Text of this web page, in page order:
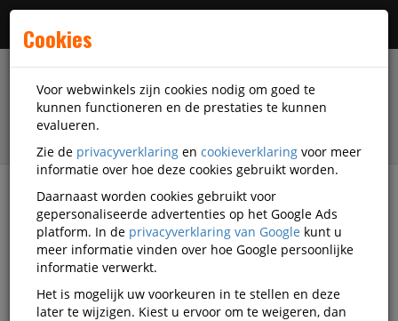
filter
Veiligheidsartikelen
Adembescherming
Vluchtmaskers
MSA OUTLET Draagtas Miniscape
Cookies
Voor webwinkels zijn cookies nodig om goed te
kunnen functioneren en de prestaties te kunnen
evalueren.
Zie de privacyverklaring en cookieverklaring voor meer
informatie over hoe deze cookies gebruikt worden.
Daarnaast worden cookies gebruikt voor
gepersonaliseerde advertenties op het Google Ads
platform. In de privacyverklaring van Google kunt u
meer informatie vinden over hoe Google persoonlijke
informatie verwerkt.
Het is mogelijk uw voorkeuren in te stellen en deze
later te wijzigen. Kiest u ervoor om te weigeren, dan